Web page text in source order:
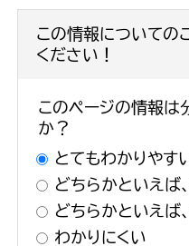
この情報についての
ください！
このページの情報は
か？
とてもわかりやす
どちらかといえば
どちらかといえば
わかりにくい